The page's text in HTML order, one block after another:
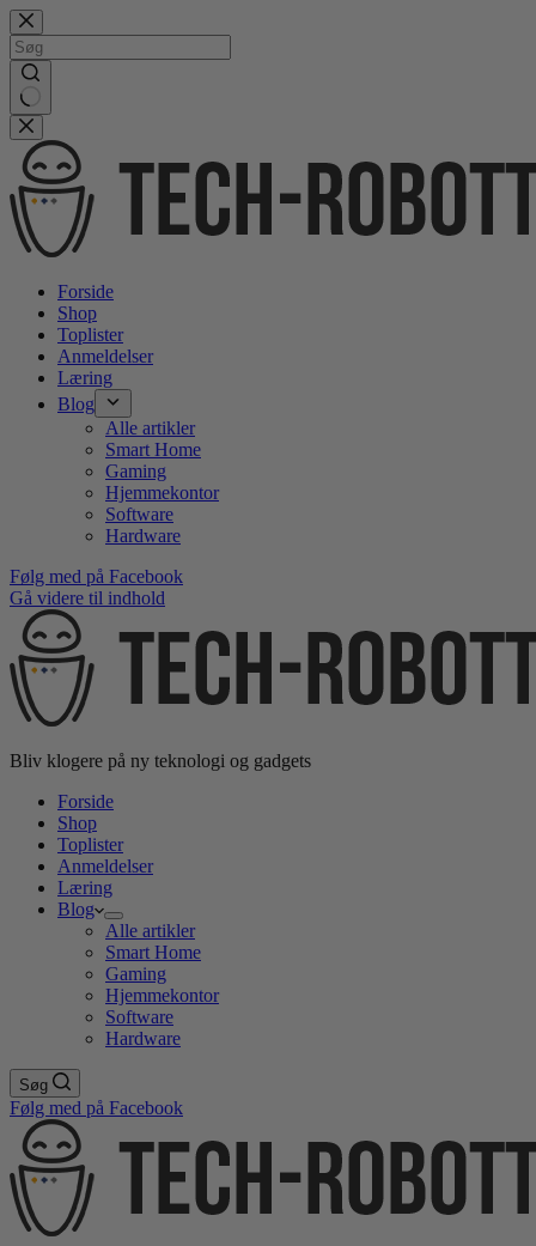
Gå
videre
til
indhold
No
results
Forside
Shop
Toplister
Anmeldelser
Læring
Blog
Alle artikler
Smart Home
Gaming
Hjemmekontor
Software
Hardware
Følg med på Facebook
Gå videre til indhold
Bliv klogere på ny teknologi og gadgets
Forside
Shop
Toplister
Anmeldelser
Læring
Blog
Alle artikler
Smart Home
Gaming
Hjemmekontor
Software
Hardware
Søg
Følg med på Facebook